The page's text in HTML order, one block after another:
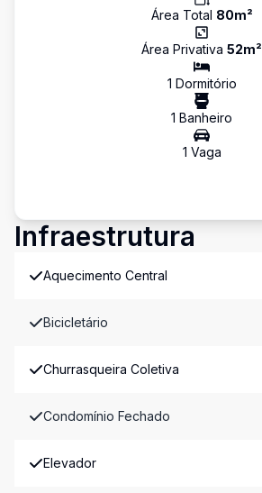
Área Total 80m²
Área Privativa 52m²
1 Dormitório
1 Banheiro
1 Vaga
Infraestrutura
Aquecimento Central
Bicicletário
Churrasqueira Coletiva
Condomínio Fechado
Elevador